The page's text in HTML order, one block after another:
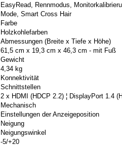
EasyRead, Rennmodus,
Mode, Smart Cross Hair
Farbe
Holzkohlefarben
Abmessungen (Breite x Tiefe x Höhe)
61,5 cm x 19,3 cm x 46,3 cm - mit Fuß
Gewicht
4,34 kg
Konnektivität
Schnittstellen
2 x HDMI (HDCP 2.2) ¦ DisplayPort 1.4
Mechanisch
Einstellungen der Anzeigeposition
Neigung
Neigungswinkel
-5/+20